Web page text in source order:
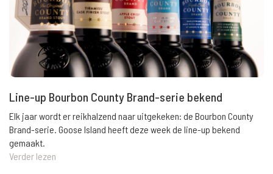
Line-up Bourbon County Brand-serie bekend
Elk jaar wordt er reikhalzend naar uitgekeken: de Bourbon County
Brand-serie. Goose Island heeft deze week de line-up bekend
gemaakt.
Verder lezen